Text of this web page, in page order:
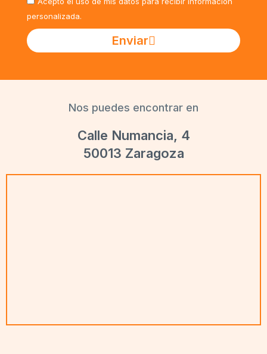
personalizada.
Enviar
Nos puedes encontrar en
Calle Numancia, 4
50013 Zaragoza